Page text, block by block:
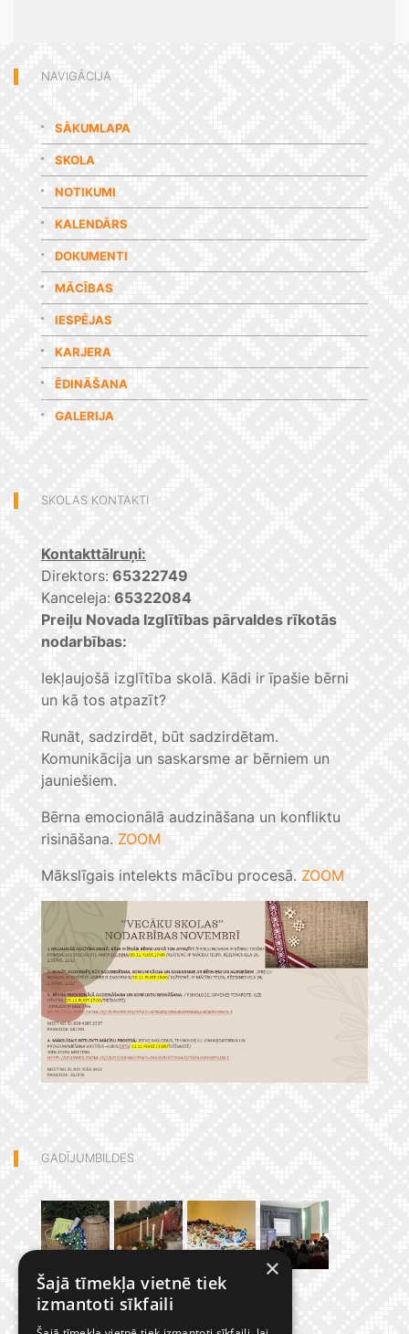
NAVIGĀCIJA
SĀKUMLAPA
SKOLA
NOTIKUMI
KALENDĀRS
DOKUMENTI
MĀCĪBAS
IESPĒJAS
KARJERA
ĒDINĀŠANA
GALERIJA
SKOLAS KONTAKTI
Kontakttālruņi:
Direktors: 65322749
Kanceleja: 65322084
Preiļu Novada Izglītības pārvaldes rīkotās
nodarbības:
Iekļaujošā izglītība skolā. Kādi ir īpašie bērni
un kā tos atpazīt?
Runāt, sadzirdēt, būt sadzirdētam.
Komunikācija un saskarsme ar bērniem un
jauniešiem.
Bērna emocionālā audzināšana un konfliktu
risināšana. ZOOM
Mākslīgais intelekts mācību procesā. ZOOM
GADĪJUMBILDES
×
Šajā tīmekļa vietnē tiek
izmantoti sīkfaili